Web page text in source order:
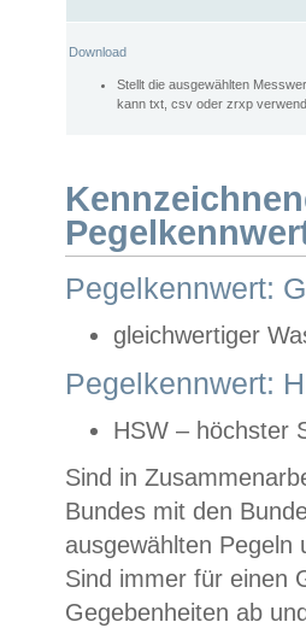
Download
Stellt die ausgewählten
kann txt, csv oder zrxp
Pegelkennwert:
gleichwertiger
Pegelkennwert:
HSW – höchster
Sind in
Bundes mit den
ausgewählten
Sind immer für einen
Gegebenheiten ab